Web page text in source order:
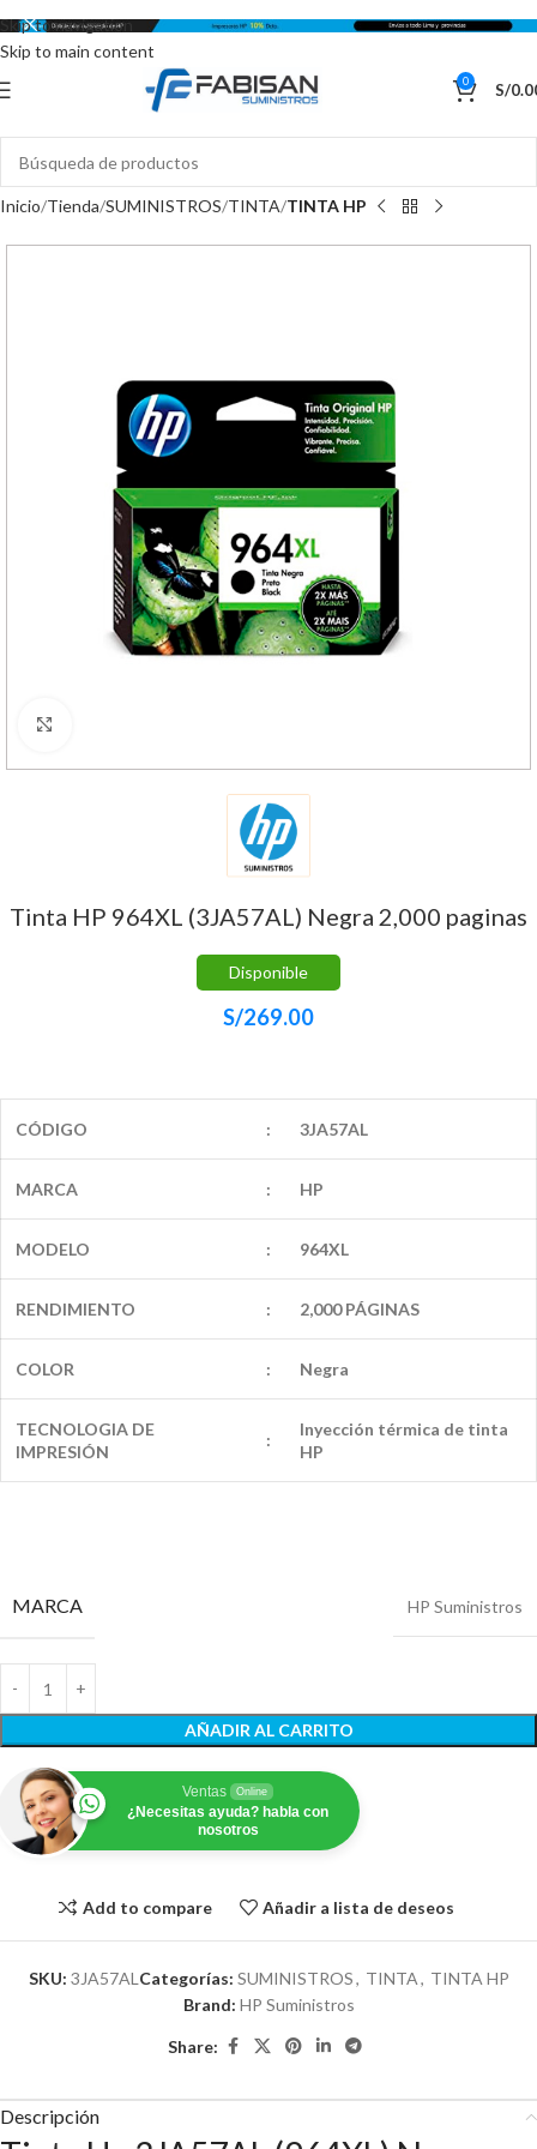
Skip to navigation
Skip to main content
0 S/
Inicio Tienda SUMINISTROS TINTA TINTA HP
Tinta HP 964XL (3JA57AL) Negra 2,000 paginas
Disponible
S/269.00
CÓDIGO : 3JA57AL
MARCA : HP
MODELO : 964XL
RENDIMIENTO : 2,000 PÁGINAS
COLOR : Negra
TECNOLOGIA DE
IMPRESIÓN
:
Inyección térmica de tinta
HP
MARCA HP Suministros
AÑADIR AL CARRITO
Ventas Online
¿Necesitas ayuda? habla con
nosotros
Add to compare Añadir a lista de deseos
SKU: 3JA57AL Categorías: SUMINISTROS, TINTA, TINTA HP
Brand: HP Suministros
Share:
Descripción